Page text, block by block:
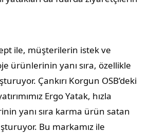
ile, müşterilerin istek ve
ürünlerinin yanı sıra, özellikle
Çankırı Korgun OSB’deki
Ergo Yatak, hızla
yanı sıra karma ürün satan
Bu markamız ile